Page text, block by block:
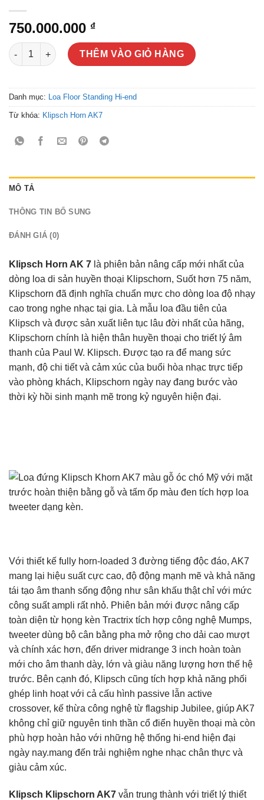
750.000.000 ₫
Klipsch Horn AK7 số lượng
THÊM VÀO GIỎ HÀNG
Danh mục: Loa Floor Standing Hi-end
Từ khóa: Klipsch Horn AK7
MÔ TẢ
THÔNG TIN BỔ SUNG
ĐÁNH GIÁ (0)
Klipsch Horn AK 7 là phiên bản nâng cấp mới nhất của
dòng loa di sản huyền thoại Klipschorn, Suốt hơn 75 năm,
Klipschorn đã định nghĩa chuẩn mực cho dòng loa độ nhạy
cao trong nghe nhạc tại gia. Là mẫu loa đầu tiên của
Klipsch và được sản xuất liên tục lâu đời nhất của hãng,
Klipschorn chính là hiện thân huyền thoại cho triết lý âm
thanh của Paul W. Klipsch. Được tạo ra để mang sức
mạnh, độ chi tiết và cảm xúc của buổi hòa nhạc trực tiếp
vào phòng khách, Klipschorn ngày nay đang bước vào
thời kỳ hồi sinh mạnh mẽ trong kỷ nguyên hiện đại.
Với thiết kế fully horn-loaded 3 đường tiếng độc đáo, AK7
mang lại hiệu suất cực cao, độ động mạnh mẽ và khả năng
tái tạo âm thanh sống động như sân khấu thật chỉ với mức
công suất ampli rất nhỏ. Phiên bản mới được nâng cấp
toàn diện từ họng kèn Tractrix tích hợp công nghệ Mumps,
tweeter dùng bộ cân bằng pha mở rộng cho dải cao mượt
và chính xác hơn, đến driver midrange 3 inch hoàn toàn
mới cho âm thanh dày, lớn và giàu năng lượng hơn thế hệ
trước. Bên cạnh đó, Klipsch cũng tích hợp khả năng phối
ghép linh hoạt với cả cấu hình passive lẫn active
crossover, kế thừa công nghệ từ flagship Jubilee, giúp AK7
không chỉ giữ nguyên tinh thần cổ điển huyền thoại mà còn
phù hợp hoàn hảo với những hệ thống hi-end hiện đại
ngày nay.mang đến trải nghiệm nghe nhạc chân thực và
giàu cảm xúc.
Klipsch Klipschorn AK7 vẫn trung thành với triết lý thiết